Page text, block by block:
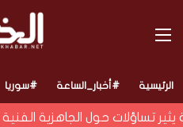
القائمة
الرئيسية #أخبار_الساعة #سوريا
تساؤلات حول الجاهزية الفنية